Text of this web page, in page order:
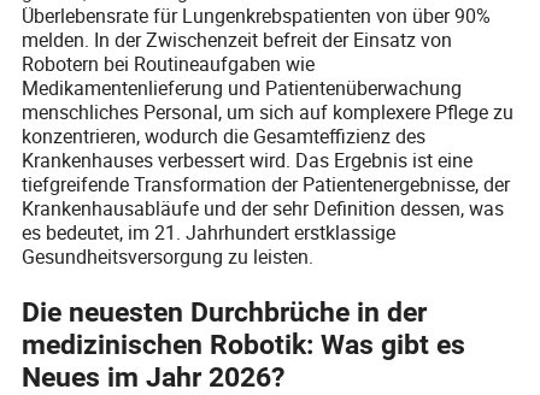
Überlebensrate für Lungenkrebspatienten von über 90%
melden. In der Zwischenzeit befreit der Einsatz von
Robotern bei Routineaufgaben wie
Medikamentenlieferung und Patientenüberwachung
menschliches Personal, um sich auf komplexere Pflege zu
konzentrieren, wodurch die Gesamteffizienz des
Krankenhauses verbessert wird. Das Ergebnis ist eine
tiefgreifende Transformation der Patientenergebnisse, der
Krankenhausabläufe und der sehr Definition dessen, was
es bedeutet, im 21. Jahrhundert erstklassige
Gesundheitsversorgung zu leisten.
Die neuesten Durchbrüche in der
medizinischen Robotik: Was gibt es
Neues im Jahr 2026?